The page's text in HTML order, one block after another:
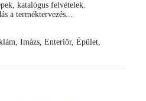
katalógus felvételek.
a terméktervezés...
Imázs, Enteriőr, Épület,